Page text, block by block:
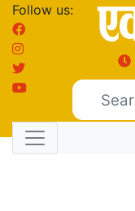
Follow us: